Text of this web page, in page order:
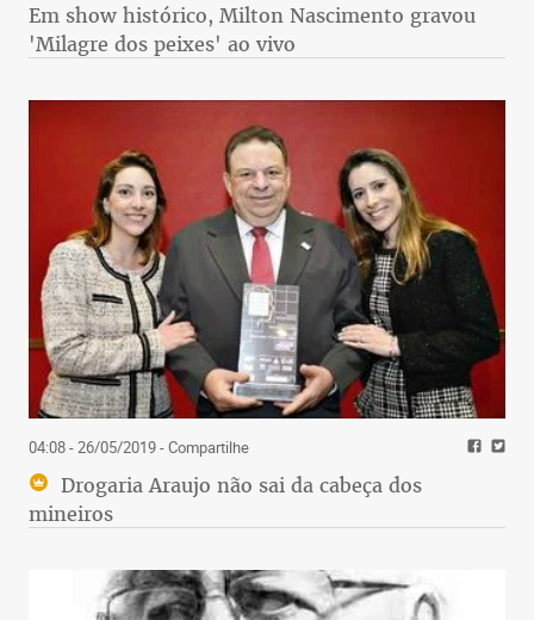
Em show histórico, Milton Nascimento gravou
'Milagre dos peixes' ao vivo
04:08 - 26/05/2019- Compartilhe
Drogaria Araujo não sai da cabeça dos
mineiros